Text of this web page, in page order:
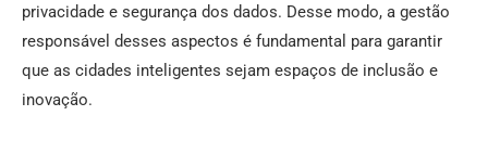
privacidade e segurança dos dados. Desse modo, a gestão
responsável desses aspectos é fundamental para garantir
que as cidades inteligentes sejam espaços de inclusão e
inovação.